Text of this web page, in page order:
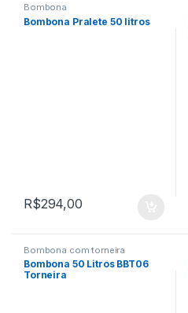
Bombona
Bombona Pralete 50 litros
R$294,00
Bombona com torneira
Bombona 50 Litros BBT06
Torneira